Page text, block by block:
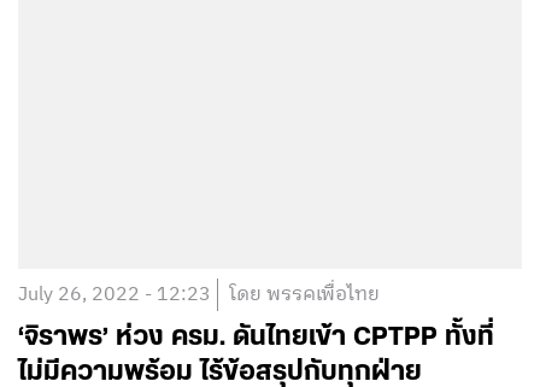
July 26, 2022 - 12:23 โดย พรรคเพื่อไทย
‘จิราพร’ ห่วง ครม. ดันไทยเข้า CPTPP ทั้งที่
ไม่มีความพร้อม ไร้ข้อสรุปกับทุกฝ่าย